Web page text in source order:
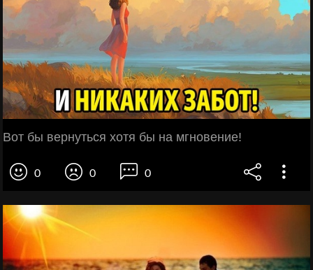
Вот бы вернуться хотя бы на мгновение!
0 0 0